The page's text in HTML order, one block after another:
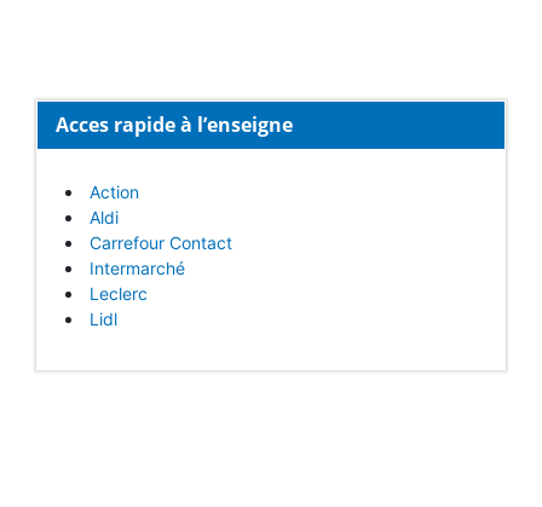
Acces rapide à l’enseigne
Action
Aldi
Carrefour Contact
Intermarché
Leclerc
Lidl